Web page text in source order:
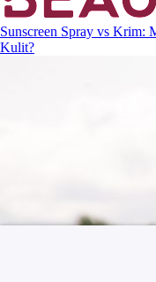
Sunscreen Spray vs Krim:
Kulit?